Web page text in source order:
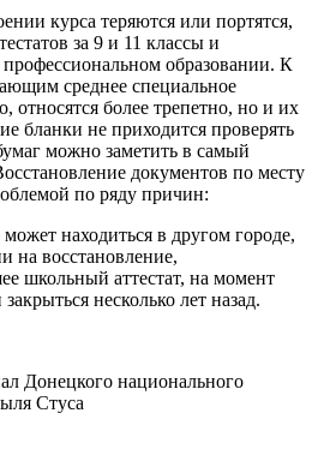
курса теряются или портятся,
за 9 и 11 классы и
образовании. К
среднее специальное
относятся более трепетно, но и их
бланки не приходится проверять
можно заметить в самый
документов по месту
по ряду причин:
находиться в другом городе,
на восстановление,
школьный аттестат, на момент
несколько лет назад.
Донецкого национального
Стуса